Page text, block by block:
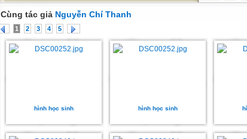
Cùng tác giả Nguyễn Chí Thanh
1 2 3 4 5
hình học sinh hình học sinh